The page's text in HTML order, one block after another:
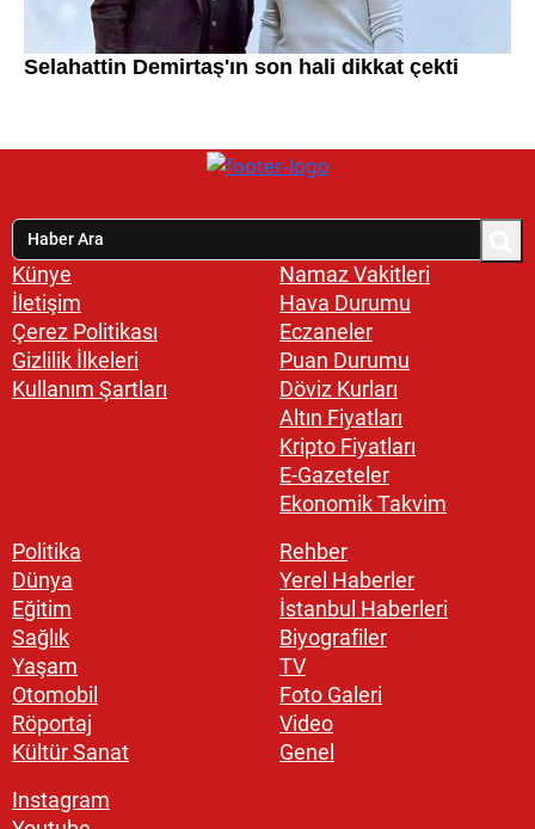
Künye
İletişim
Çerez Politikası
Gizlilik İlkeleri
Kullanım Şartları
Namaz Vakitleri
Hava Durumu
Eczaneler
Puan Durumu
Döviz Kurları
Altın Fiyatları
Kripto Fiyatları
E-Gazeteler
Ekonomik Takvim
Politika
Dünya
Eğitim
Sağlık
Yaşam
Otomobil
Röportaj
Kültür Sanat
Rehber
Yerel Haberler
İstanbul Haberleri
Biyografiler
TV
Foto Galeri
Video
Genel
Instagram